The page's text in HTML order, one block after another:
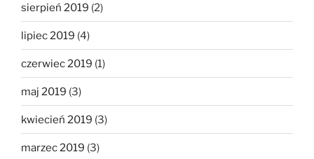
sierpień 2019 (2)
lipiec 2019 (4)
czerwiec 2019 (1)
maj 2019 (3)
kwiecień 2019 (3)
marzec 2019 (3)